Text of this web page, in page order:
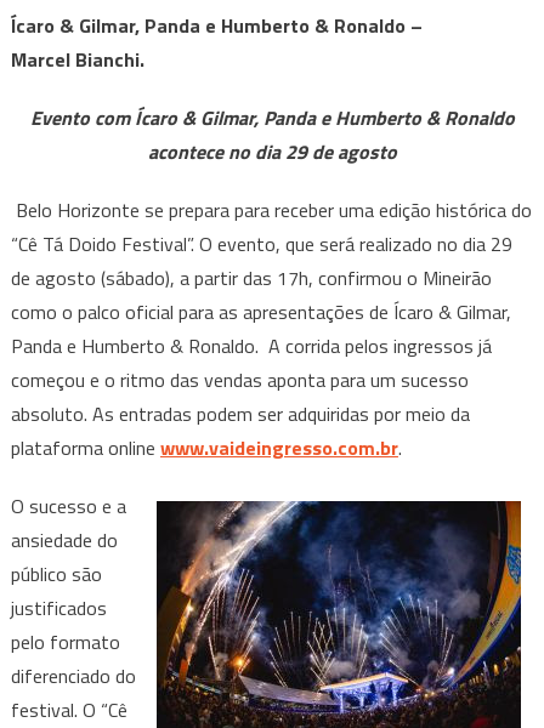
Tá
confirma
como
palco
da
festa
Ícaro & Gilmar, Panda e Humberto & Ronaldo –
Marcel Bianchi.
Evento com Ícaro & Gilmar, Panda e Humberto & Ronaldo
acontece no dia 29 de agosto
Belo Horizonte se prepara para receber uma edição histórica do
“Cê Tá Doido Festival”. O evento, que será realizado no dia 29
de agosto (sábado), a partir das 17h, confirmou o Mineirão
como o palco oficial para as apresentações de Ícaro & Gilmar,
Panda e Humberto & Ronaldo. A corrida pelos ingressos já
começou e o ritmo das vendas aponta para um sucesso
absoluto. As entradas podem ser adquiridas por meio da
plataforma online www.vaideingresso.com.br.
O sucesso e a
ansiedade do
público são
justificados
pelo formato
diferenciado do
festival. O “Cê